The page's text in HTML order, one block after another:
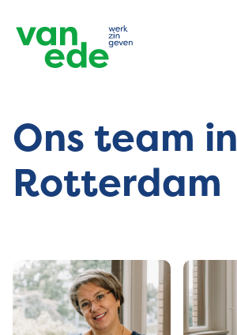
Ons team in
Rotterdam